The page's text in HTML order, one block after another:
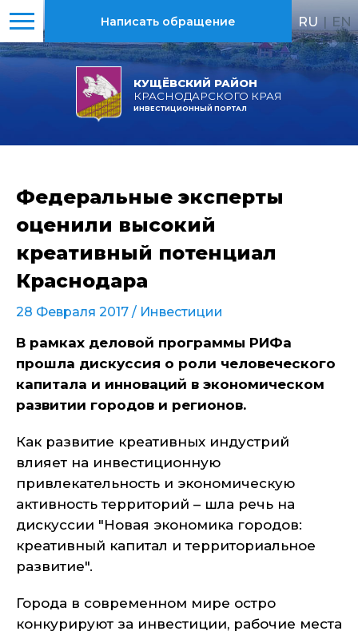
КУЩЁВСКИЙ РАЙОН
КРАСНОДАРСКОГО КРАЯ
ИНВЕСТИЦИОННЫЙ ПОРТАЛ
Написать обращение RU | EN
Федеральные эксперты
оценили высокий
креативный потенциал
Краснодара
28 Февраля 2017 / Инвестиции
В рамках деловой программы РИФа
прошла дискуссия о роли человеческого
капитала и инноваций в экономическом
развитии городов и регионов.
Как развитие креативных индустрий
влияет на инвестиционную
привлекательность и экономическую
активность территорий – шла речь на
дискуссии "Новая экономика городов:
креативный капитал и территориальное
развитие".
Города в современном мире остро
конкурируют за инвестиции, рабочие места